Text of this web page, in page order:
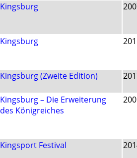
Kingsburg
Kingsburg
Kingsburg (Zweite Edition)
Kingsburg – Die Erweiterung
des Königreiches
Kingsport Festival